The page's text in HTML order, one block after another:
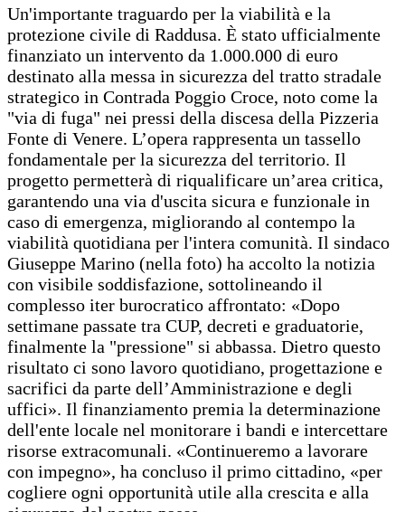
Un'importante traguardo per la viabilità e la
protezione civile di Raddusa. È stato ufficialmente
finanziato un intervento da 1.000.000 di euro
destinato alla messa in sicurezza del tratto stradale
strategico in Contrada Poggio Croce, noto come la
"via di fuga" nei pressi della discesa della Pizzeria
Fonte di Venere. L’opera rappresenta un tassello
fondamentale per la sicurezza del territorio. Il
progetto permetterà di riqualificare un’area critica,
garantendo una via d'uscita sicura e funzionale in
caso di emergenza, migliorando al contempo la
viabilità quotidiana per l'intera comunità. Il sindaco
Giuseppe Marino (nella foto) ha accolto la notizia
con visibile soddisfazione, sottolineando il
complesso iter burocratico affrontato: «Dopo
settimane passate tra CUP, decreti e graduatorie,
finalmente la "pressione" si abbassa. Dietro questo
risultato ci sono lavoro quotidiano, progettazione e
sacrifici da parte dell’Amministrazione e degli
uffici». Il finanziamento premia la determinazione
dell'ente locale nel monitorare i bandi e intercettare
risorse extracomunali. «Continueremo a lavorare
con impegno», ha concluso il primo cittadino, «per
cogliere ogni opportunità utile alla crescita e alla